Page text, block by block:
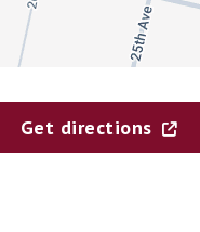
Get directions